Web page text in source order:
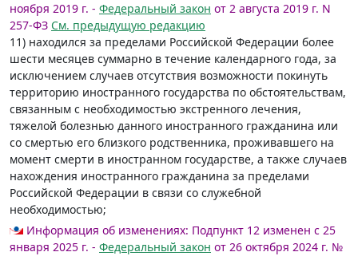
ноября 2019 г. - Федеральный закон от 2 августа 2019 г. N
257-ФЗ См. предыдущую редакцию
11) находился за пределами Российской Федерации более
шести месяцев суммарно в течение календарного года, за
исключением случаев отсутствия возможности покинуть
территорию иностранного государства по обстоятельствам,
связанным с необходимостью экстренного лечения,
тяжелой болезнью данного иностранного гражданина или
со смертью его близкого родственника, проживавшего на
момент смерти в иностранном государстве, а также случаев
нахождения иностранного гражданина за пределами
Российской Федерации в связи со служебной
необходимостью;
Информация об изменениях: Подпункт 12 изменен с 25
января 2025 г. - Федеральный закон от 26 октября 2024 г. №